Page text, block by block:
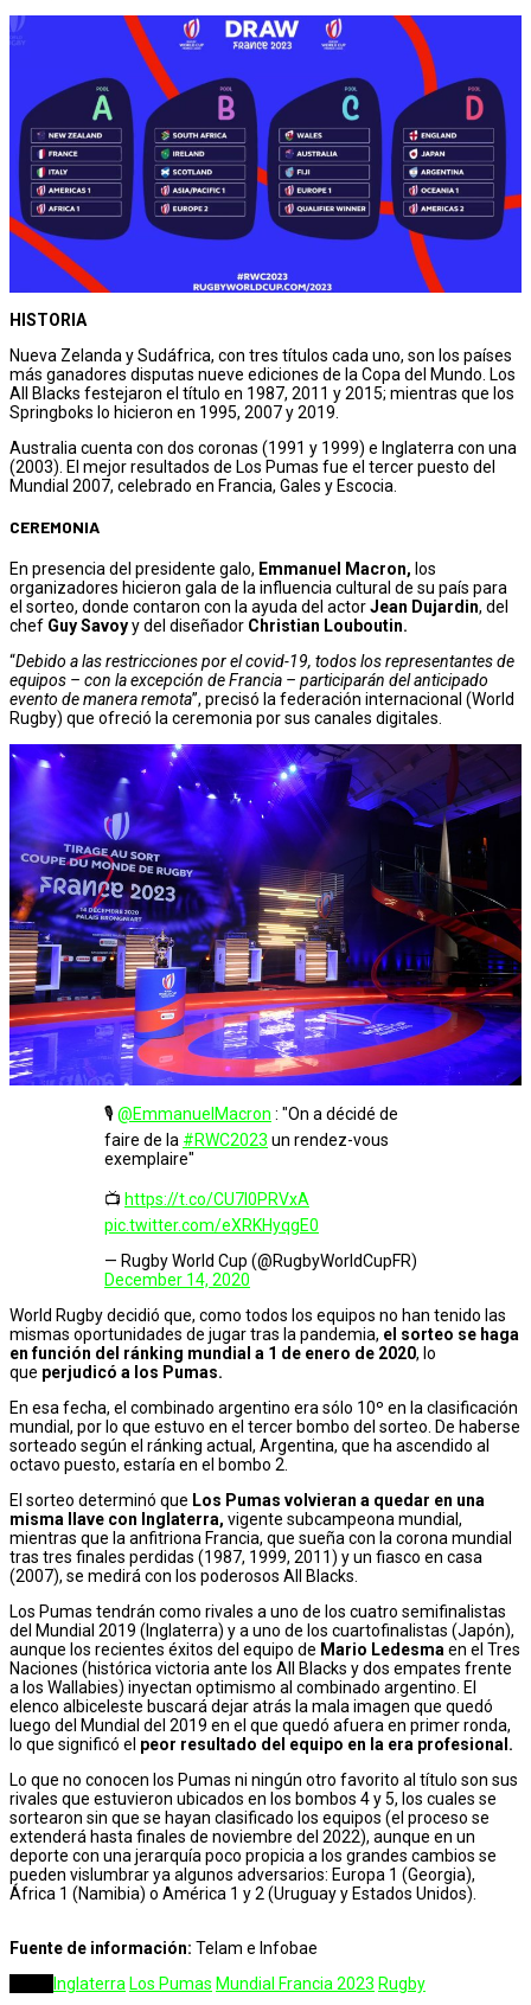
HISTORIA
Nueva Zelanda y Sudáfrica, con tres títulos cada uno, son los países
más ganadores disputas nueve ediciones de la Copa del Mundo. Los
All Blacks festejaron el título en 1987, 2011 y 2015; mientras que los
Springboks lo hicieron en 1995, 2007 y 2019.
Australia cuenta con dos coronas (1991 y 1999) e Inglaterra con una
(2003). El mejor resultados de Los Pumas fue el tercer puesto del
Mundial 2007, celebrado en Francia, Gales y Escocia.
CEREMONIA
En presencia del presidente galo, Emmanuel Macron, los
organizadores hicieron gala de la influencia cultural de su país para
el sorteo, donde contaron con la ayuda del actorJean Dujardin, del
chef Guy Savoyy del diseñador Christian Louboutin.
“Debido a las restricciones por el covid-19, todos los representantes de
equipos – con la excepción de Francia – participarán del anticipado
evento de manera remota”, precisó la federación internacional (World
Rugby) que ofreció la ceremonia por sus canales digitales.
🎙@EmmanuelMacron : "On a décidé de
faire de la #RWC2023 un rendez-vous
exemplaire"
📺 https://t.co/CU7l0PRVxA
pic.twitter.com/eXRKHyqgE0
— Rugby World Cup (@RugbyWorldCupFR)
December 14, 2020
World Rugby decidió que, como todos los equipos no han tenido las
mismas oportunidades de jugar tras la pandemia, el sorteo se haga
en función del ránking mundial a 1 de enero de 2020, lo
que perjudicó a los Pumas.
En esa fecha, el combinado argentino era sólo 10º en la clasificación
mundial, por lo que estuvo en el tercer bombo del sorteo. De haberse
sorteado según el ránking actual, Argentina, que ha ascendido al
octavo puesto, estaría en el bombo 2.
El sorteo determinó que Los Pumas volvieran a quedar en una
misma llave con Inglaterra, vigente subcampeona mundial,
mientras que la anfitriona Francia, que sueña con la corona mundial
tras tres finales perdidas (1987, 1999, 2011) y un fiasco en casa
(2007), se medirá con los poderosos All Blacks.
Los Pumas tendrán como rivales a uno de los cuatro semifinalistas
del Mundial 2019 (Inglaterra) y a uno de los cuartofinalistas (Japón),
aunque los recientes éxitos del equipo de Mario Ledesma en el Tres
Naciones (histórica victoria ante los All Blacks y dos empates frente
a los Wallabies) inyectan optimismo al combinado argentino. El
elenco albiceleste buscará dejar atrás la mala imagen que quedó
luego del Mundial del 2019 en el que quedó afuera en primer ronda,
lo que significó el peor resultado del equipo en la era profesional.
Lo que no conocen los Pumas ni ningún otro favorito al título son sus
rivales que estuvieron ubicados en los bombos 4 y 5, los cuales se
sortearon sin que se hayan clasificado los equipos (el proceso se
extenderá hasta finales de noviembre del 2022), aunque en un
deporte con una jerarquía poco propicia a los grandes cambios se
pueden vislumbrar ya algunos adversarios: Europa 1 (Georgia),
África 1 (Namibia) o América 1 y 2 (Uruguay y Estados Unidos).
Fuente de información: Telam e Infobae
Inglaterra Los Pumas Mundial Francia 2023 Rugby